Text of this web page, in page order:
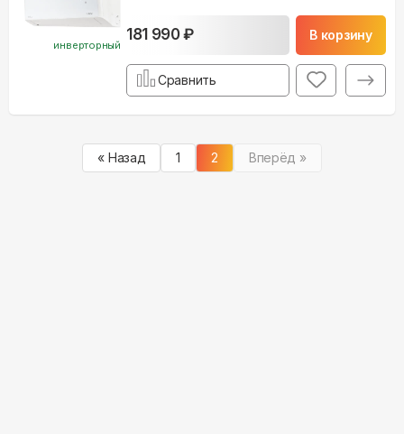
инверторный
181 990 ₽ В корзину
Сравнить
« Назад 1 2 Вперёд »